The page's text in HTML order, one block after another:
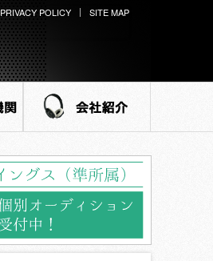
PRIVACY POLICY SITE MAP
会社紹介